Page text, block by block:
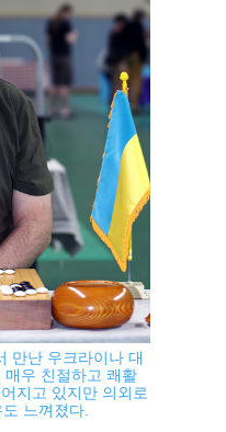
만난 우크라이나 대
매우 친절하고 쾌활
지고 있지만 의외로
느껴졌다.